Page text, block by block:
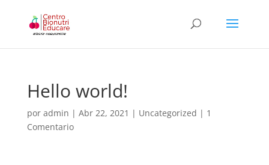
Hello world!
por admin | Abr 22, 2021 | Uncategorized | 1
Comentario